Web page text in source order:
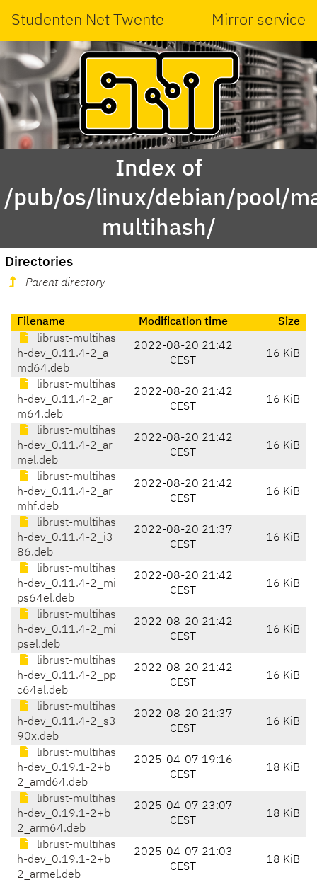
Studenten Net Twente Mirror service
Index of
/pub/os/linux/debian/pool/
multihash/
Directories
Parent directory
Filename Modification time
Size
librust-multihas
h-dev_0.11.4-2_a
md64.deb
2022-08-20 21:42
CEST
16 KiB
librust-multihas
h-dev_0.11.4-2_ar
m64.deb
2022-08-20 21:42
CEST
16 KiB
librust-multihas
h-dev_0.11.4-2_ar
mel.deb
2022-08-20 21:42
CEST
16 KiB
librust-multihas
h-dev_0.11.4-2_ar
mhf.deb
2022-08-20 21:42
CEST
16 KiB
librust-multihas
h-dev_0.11.4-2_i3
86.deb
2022-08-20 21:37
CEST
16 KiB
librust-multihas
h-dev_0.11.4-2_mi
ps64el.deb
2022-08-20 21:42
CEST
16 KiB
librust-multihas
h-dev_0.11.4-2_mi
psel.deb
2022-08-20 21:42
CEST
16 KiB
librust-multihas
h-dev_0.11.4-2_pp
c64el.deb
2022-08-20 21:42
CEST
16 KiB
librust-multihas
h-dev_0.11.4-2_s3
90x.deb
2022-08-20 21:37
CEST
16 KiB
librust-multihas
h-dev_0.19.1-2+b
2_amd64.deb
2025-04-07 19:16
CEST
18 KiB
librust-multihas
h-dev_0.19.1-2+b
2_arm64.deb
2025-04-07 23:07
CEST
18 KiB
librust-multihas
h-dev_0.19.1-2+b
2_armel.deb
2025-04-07 21:03
CEST
18 KiB